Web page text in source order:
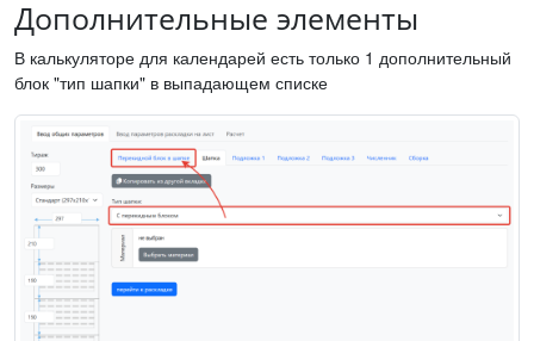
Дополнительные элементы
В калькуляторе для календарей есть только 1 дополнительный
блок "тип шапки" в выпадающем списке